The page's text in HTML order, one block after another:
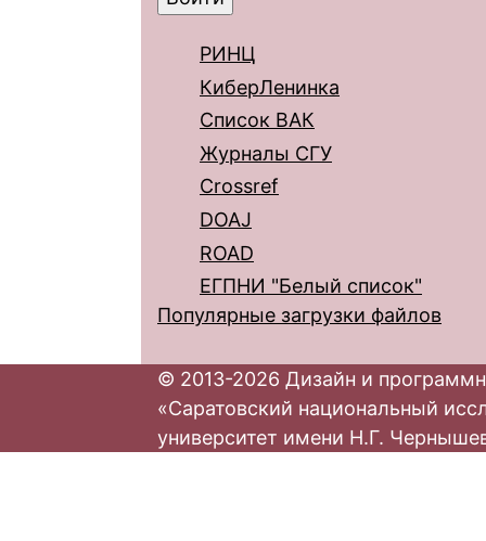
РИНЦ
КиберЛенинка
Список ВАК
Журналы СГУ
Crossref
DOAJ
ROAD
ЕГПНИ "Белый список"
Популярные загрузки файлов
© 2013-2026 Дизайн и
«Саратовский национальный
университет имени Н.Г.